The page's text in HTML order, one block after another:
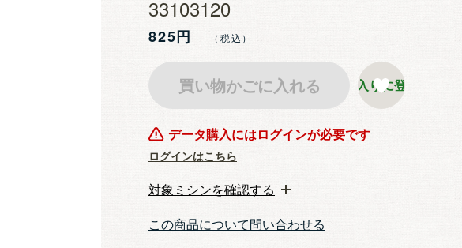
33103120
825円
データ購入にはログインが必要です
買い物かごに入れる
ログインはこちら
お気に入りに登録する
対象ミシンを確認する
この商品について問い合わせる